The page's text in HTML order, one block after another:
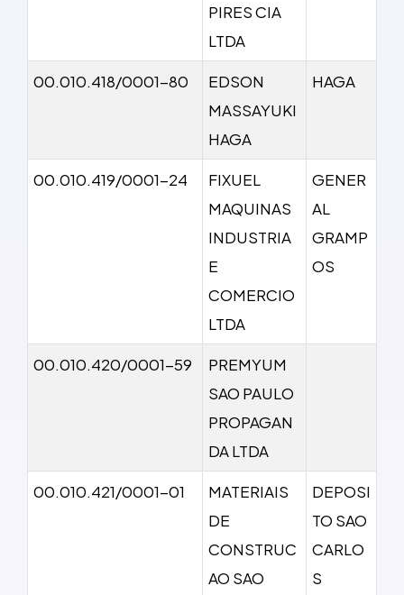
PIRES CIA
LTDA
00.010.418/0001-80
EDSON
MASSAYUKI
HAGA
HAGA
00.010.419/0001-24
FIXUEL
MAQUINAS
INDUSTRIA
E
COMERCIO
LTDA
GENER
AL
GRAMP
OS
00.010.420/0001-59
PREMYUM
SAO PAULO
PROPAGAN
DA LTDA
00.010.421/0001-01
MATERIAIS
DE
CONSTRUC
AO SAO
DEPOSI
TO SAO
CARLO
S